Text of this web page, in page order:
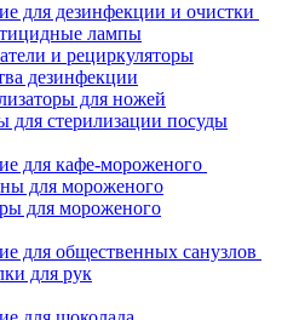
для дезинфекции и очистки
лампы
и рециркуляторы
дезинфекции
для ножей
стерилизации посуды
для кафе-мороженого
для мороженого
для мороженого
для общественных санузлов
для рук